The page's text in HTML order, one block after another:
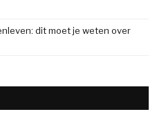
dit moet je weten over